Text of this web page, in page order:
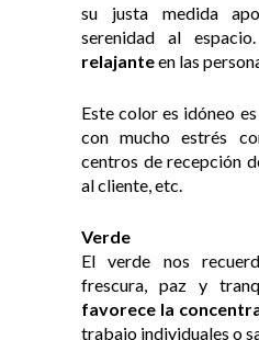
su justa medida
serenidad al
relajanteen las
Este color es idóneo
con mucho estrés
centros de recepción
al cliente, etc.
Verde
El verde nos
frescura, paz y
favorece la
trabajo individuales o